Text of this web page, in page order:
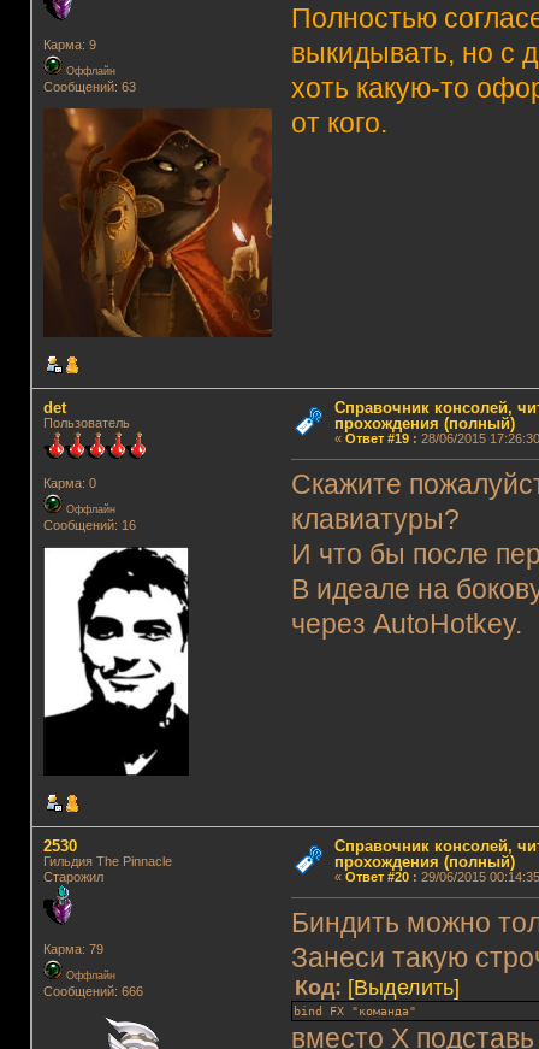
Карма: 9
Оффлайн
Сообщений: 63
Полностью
выкидывать, но с
хоть какую-то
от кого.
det
Пользователь
Карма: 0
Оффлайн
Сообщений: 16
Справочник консолей,
прохождения (полный)
« Ответ #19: 28/06/2015
Скажите
клавиатуры?
И что бы после
В идеале на
через AutoHotkey.
2530
Гильдия The Pinnacle
Старожил
Карма: 79
Оффлайн
Сообщений: 666
Справочник консолей,
прохождения (полный)
« Ответ #20: 29/06/2015
Биндить можно
Занеси такую
Код: [Выделить]
bind FX "команда"
вместо X